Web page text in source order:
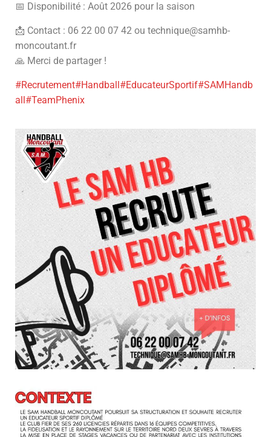
📅 Disponibilité : Août 2026 pour la saison
📩 Contact : 06 22 00 07 42 ou technique@samhb-
moncoutant.fr
🙏 Merci de partager !
#Recrutement#Handball#EducateurSportif#SAMHandb
all#TeamPhenix